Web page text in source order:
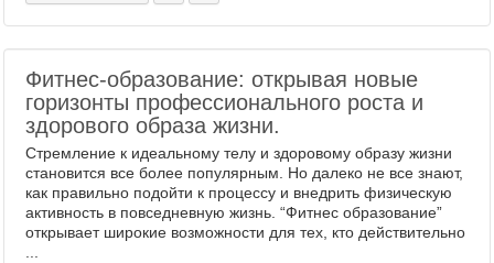
Фитнес-образование: открывая новые
горизонты профессионального роста и
здорового образа жизни.
Стремление к идеальному телу и здоровому образу жизни
становится все более популярным. Но далеко не все знают,
как правильно подойти к процессу и внедрить физическую
активность в повседневную жизнь. “Фитнес образование”
открывает широкие возможности для тех, кто действительно
...